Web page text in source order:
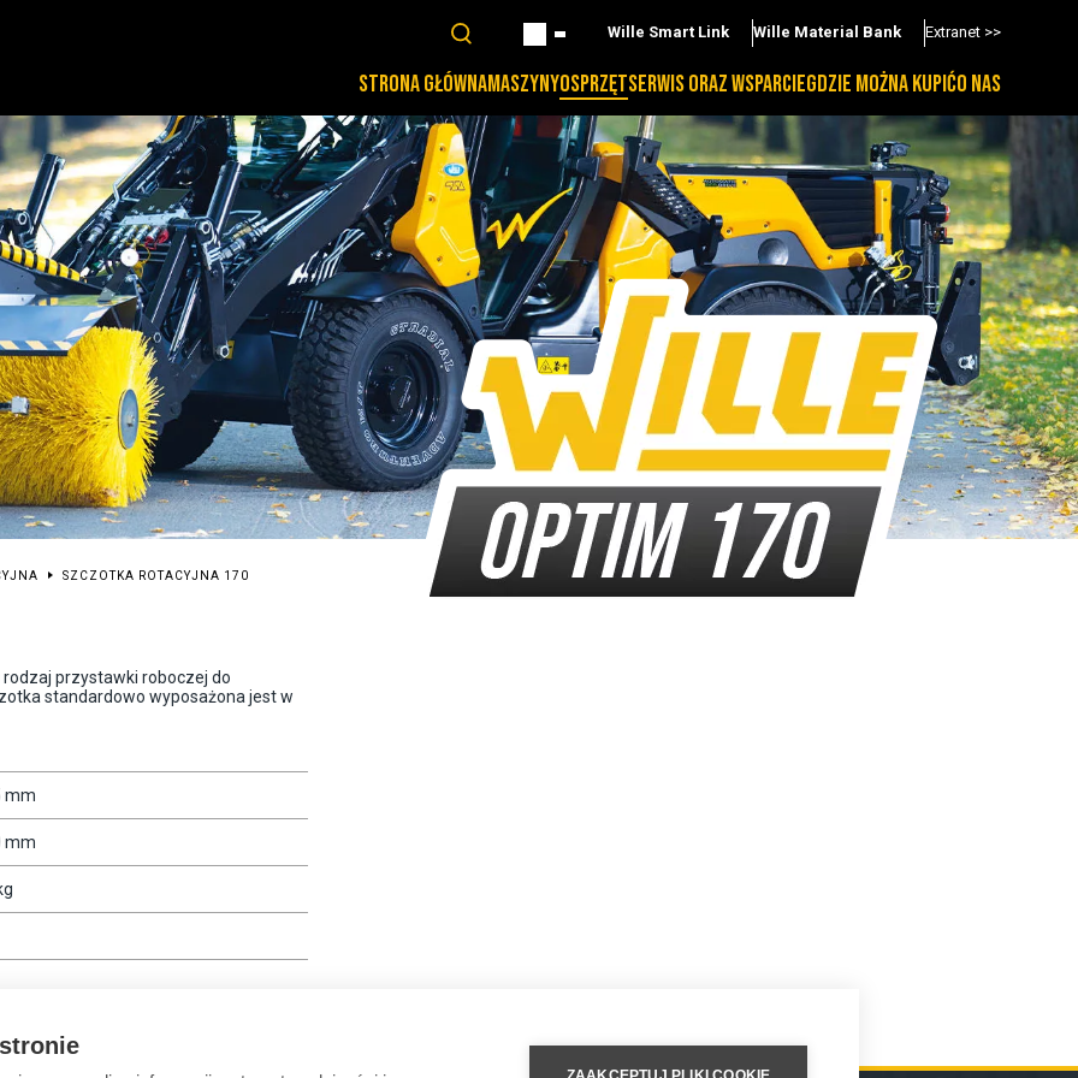
Wille Smart Link Wille Material Bank Extranet >>
STRONA GŁÓWNAMASZYNYOSPRZĘTSERWIS ORAZ WSPARCIEGDZIE MOŻNA KUPIĆO NAS
SZCZOTKA ROTACYJNA 170
przystawki roboczej do
standardowo wyposażona jest w
mm
mm